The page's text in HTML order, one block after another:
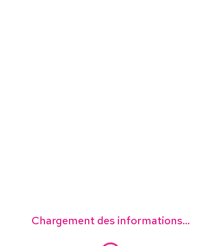
Chargement des informations...